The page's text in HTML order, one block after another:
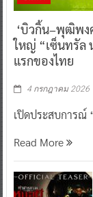
‘บิวกิ้น–พุฒิพง
ใหญ่ “เซ็นทรัล
แรกของไทย
4 กรกฎาคม 2026
เปิดประสบการณ์
Read More